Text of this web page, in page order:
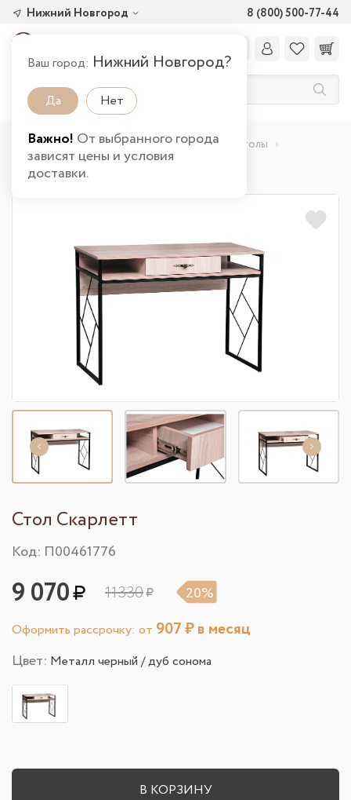
8 (800) 500-77-44
Нижний Новгород
Ваш город: Нижний Новгород?
Да Нет
Важно! От выбранного города
зависят цены и условия
доставки.
Главная Каталог товаров Гостиная
Столы
Стол Скарлетт в Нижнем Новгороде
Стол Скарлетт
Код: П00461776
9 070 11330 20%
Оформить рассрочку: от 907₽ в месяц
Цвет: Металл черный / дуб сонома
В КОРЗИНУ